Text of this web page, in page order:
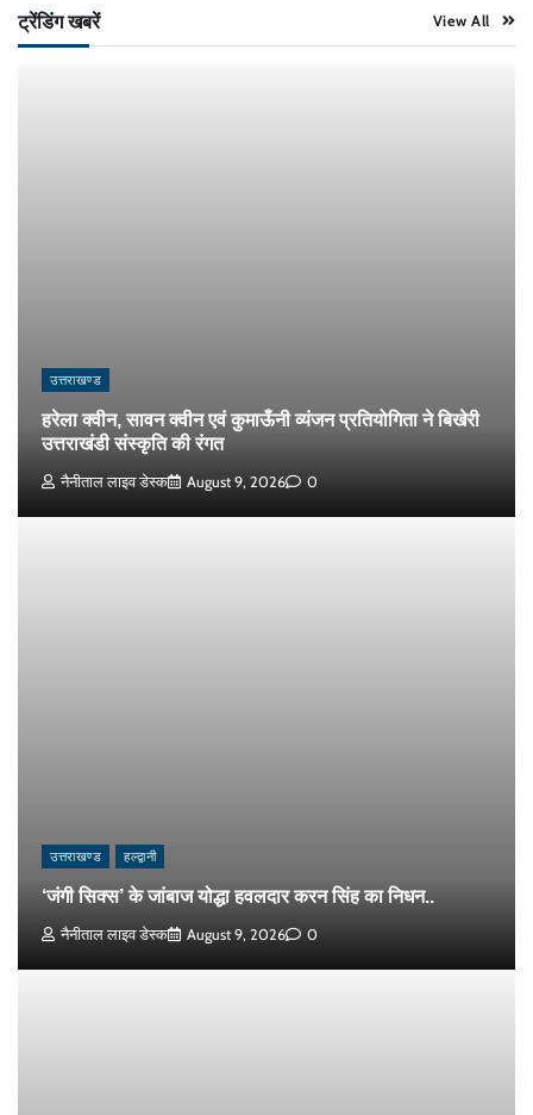
ट्रेंडिंग खबरें View All
उत्तराखण्ड
हरेला क्वीन, सावन क्वीन एवं कुमाऊँनी व्यंजन प्रतियोगिता ने बिखेरी
उत्तराखंडी संस्कृति की रंगत
नैनीताल लाइव डेस्क August 9, 2026 0
उत्तराखण्ड हल्द्वानी
‘जंगी सिक्स’ के जांबाज योद्धा हवलदार करन सिंह का निधन..
नैनीताल लाइव डेस्क August 9, 2026 0